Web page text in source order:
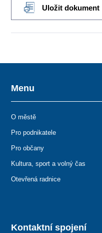
Uložit dokument
Kontaktní spojení
Menu
O městě
Pro podnikatele
Pro občany
Kultura, sport a volný čas
Otevřená radnice